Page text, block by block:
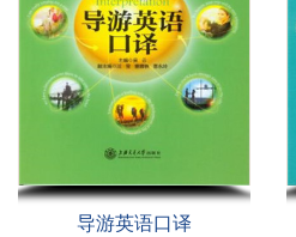
导游英语口译